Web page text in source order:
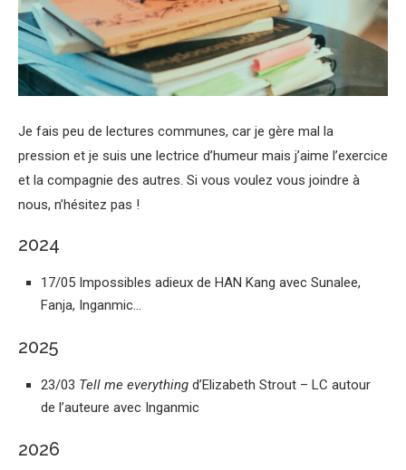
Je fais peu de lectures communes, car je gère mal la
pression et je suis une lectrice d’humeur mais j’aime l’exercice
et la compagnie des autres. Si vous voulez vous joindre à
nous, n’hésitez pas !
2024
17/05 Impossibles adieux de HAN Kang avec Sunalee,
Fanja, Inganmic…
2025
23/03 Tell me everything d’Elizabeth Strout – LC autour
de l’auteure avec Inganmic
2026